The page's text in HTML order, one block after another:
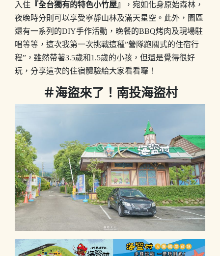
入住 『全台獨有的特色小竹屋』
，宛如化身原始森林，
夜晚時分則可以享受寧靜山林及滿天星空。此外，園區
還有一系列的DIY手作活動，晚餐的BBQ烤肉及現場駐
唱等等，這次我第一次挑戰這種”營隊跑關式的住宿行
程”，雖然帶著3.5歲和1.5歲的小孩，但還是覺得很好
玩，分享這次的住宿體驗給大家看看囉！
＃海盜來了！南投海盜村